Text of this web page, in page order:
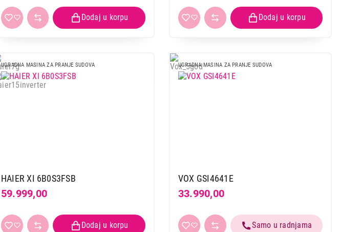
UGRADNA MASINA ZA PRANJE SUDOVA
HAIER XI 6B0S3FSB
59.999,00
UGRADNA MASINA ZA PRANJE SUDOVA
VOX GSI4641E
33.990,00